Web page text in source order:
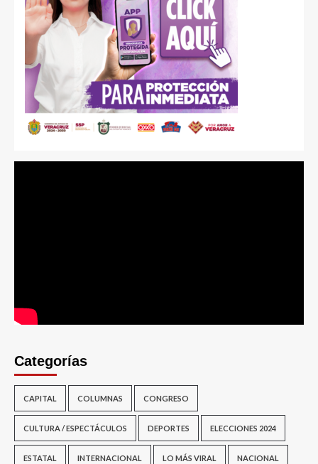
Categorías
CAPITAL COLUMNAS CONGRESO
CULTURA / ESPECTÁCULOS DEPORTES ELECCIONES 2024
ESTATAL INTERNACIONAL LO MÁS VIRAL NACIONAL